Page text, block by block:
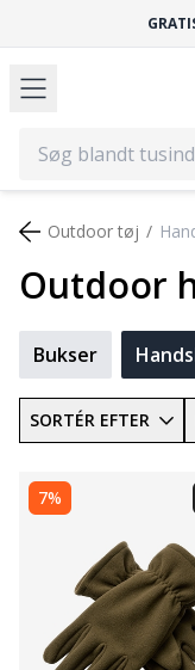
Bukser
Outdoor tøj
Outdoor
SORTÉR EFTER
7%